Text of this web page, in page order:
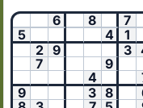
6
8
7
5
4
1
2 9 3
7
9
4
9
3 8